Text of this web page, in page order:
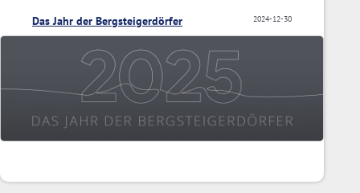
2024-12-30
Das Jahr der Bergsteigerdörfer